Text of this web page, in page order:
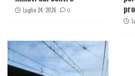
Luglio 24, 2026 0